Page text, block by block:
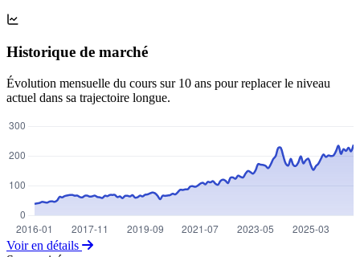
Historique de marché
Évolution mensuelle du cours sur 10 ans pour replacer le niveau
actuel dans sa trajectoire longue.
Voir en détails